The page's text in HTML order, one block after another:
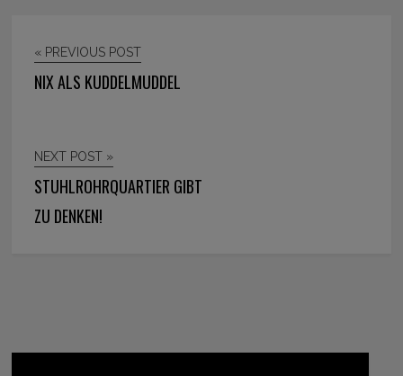
« PREVIOUS POST
NIX ALS KUDDELMUDDEL
NEXT POST »
STUHLROHRQUARTIER GIBT
ZU DENKEN!